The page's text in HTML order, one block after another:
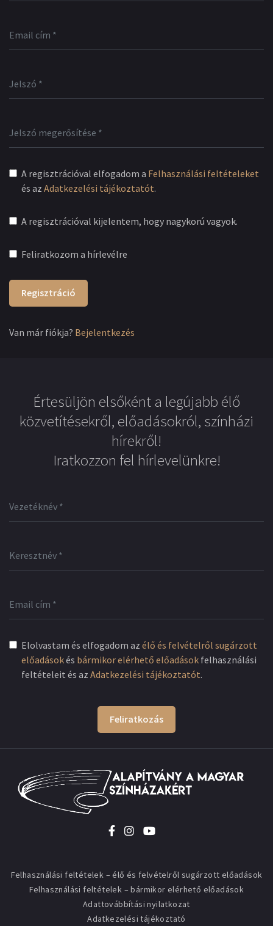
A regisztrációval elfogadom a Felhasználási feltételeket
és az Adatkezelési tájékoztatót.
A regisztrációval kijelentem, hogy nagykorú vagyok.
Feliratkozom a hírlevélre
Regisztráció
Van már fiókja? Bejelentkezés
Értesüljön elsőként a legújabb élő
közvetítésekről, előadásokról, színházi
hírekről!
Iratkozzon fel hírlevelünkre!
Elolvastam és elfogadom az élő és felvételről sugárzott
előadásokés bármikor elérhető előadások felhasználási
feltételeit és az Adatkezelési tájékoztatót.
Feliratkozás
Felhasználási feltételek – élő és felvételről sugárzott előadások
Felhasználási feltételek – bármikor elérhető előadások
Adattovábbítási nyilatkozat
Adatkezelési tájékoztató